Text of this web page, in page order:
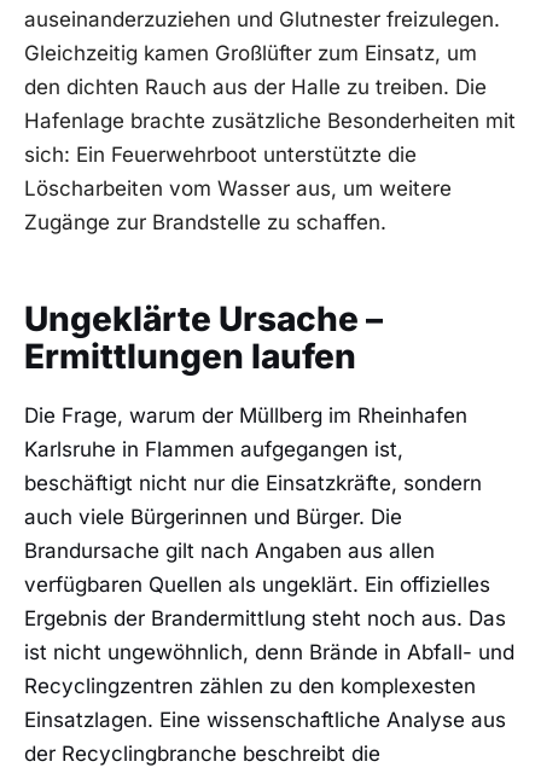
auseinanderzuziehen und Glutnester freizulegen.
Gleichzeitig kamen Großlüfter zum Einsatz, um
den dichten Rauch aus der Halle zu treiben. Die
Hafenlage brachte zusätzliche Besonderheiten mit
sich: Ein Feuerwehrboot unterstützte die
Löscharbeiten vom Wasser aus, um weitere
Zugänge zur Brandstelle zu schaffen.
Ungeklärte Ursache –
Ermittlungen laufen
Die Frage, warum der Müllberg im Rheinhafen
Karlsruhe in Flammen aufgegangen ist,
beschäftigt nicht nur die Einsatzkräfte, sondern
auch viele Bürgerinnen und Bürger. Die
Brandursache gilt nach Angaben aus allen
verfügbaren Quellen als ungeklärt. Ein offizielles
Ergebnis der Brandermittlung steht noch aus. Das
ist nicht ungewöhnlich, denn Brände in Abfall- und
Recyclingzentren zählen zu den komplexesten
Einsatzlagen. Eine wissenschaftliche Analyse aus
der Recyclingbranche beschreibt die